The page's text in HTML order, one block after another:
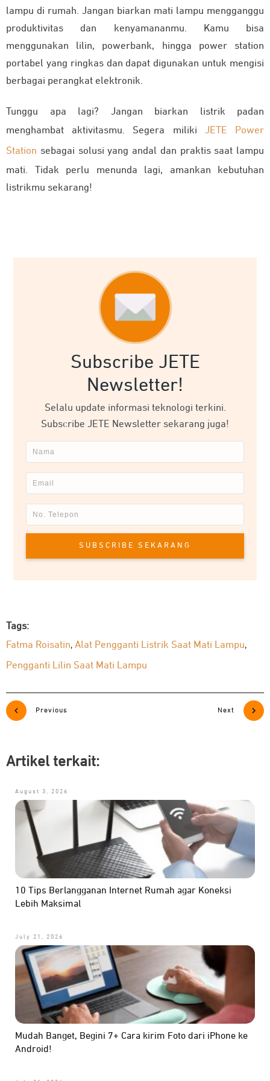
lampu di rumah. Jangan biarkan mati lampu mengganggu
produktivitas dan kenyamananmu. Kamu bisa
menggunakan lilin, powerbank, hingga power station
portabel yang ringkas dan dapat digunakan untuk mengisi
berbagai perangkat elektronik.
Tunggu apa lagi? Jangan biarkan listrik padan
menghambat aktivitasmu. Segera miliki JETE Power
Station sebagai solusi yang andal dan praktis saat lampu
mati. Tidak perlu menunda lagi, amankan kebutuhan
listrikmu sekarang!
Subscribe JETE
Newsletter!
Selalu update informasi teknologi terkini.
Subscribe JETE Newsletter sekarang juga!
SUBSCRIBE SEKARANG
Tags:
Fatma Roisatin, Alat Pengganti Listrik Saat Mati Lampu,
Pengganti Lilin Saat Mati Lampu
Previous Next
Artikel terkait:
August 3, 2026
10 Tips Berlangganan Internet Rumah agar Koneksi
Lebih Maksimal
July 21, 2026
Mudah Banget, Begini 7+ Cara kirim Foto dari iPhone ke
Android!